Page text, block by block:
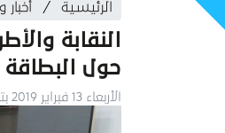
الرئيسية
النقابة
حول
الأربعاء 13 فبراير 2019 بتوقيت القدس المحتلة